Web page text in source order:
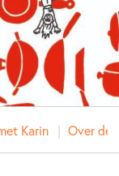
Karin Over de